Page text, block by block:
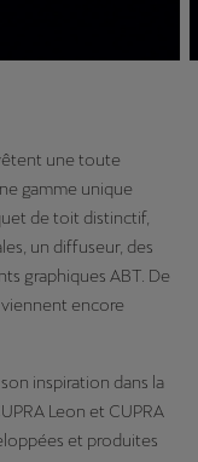
une toute
gamme unique
de toit distinctif,
un diffuseur, des
graphiques ABT. De
viennent encore
inspiration dans la
Leon et CUPRA
et produites